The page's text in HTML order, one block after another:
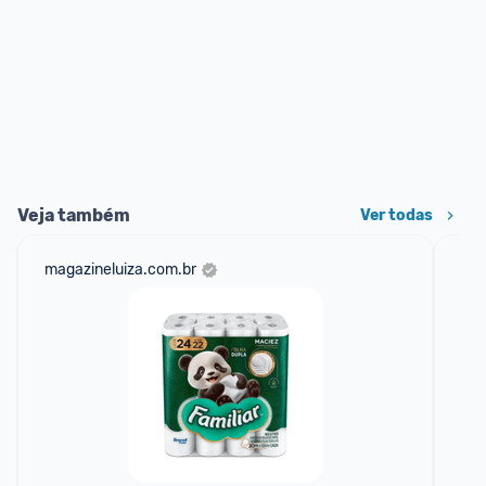
Veja também Ver todas
magazineluiza.com.br